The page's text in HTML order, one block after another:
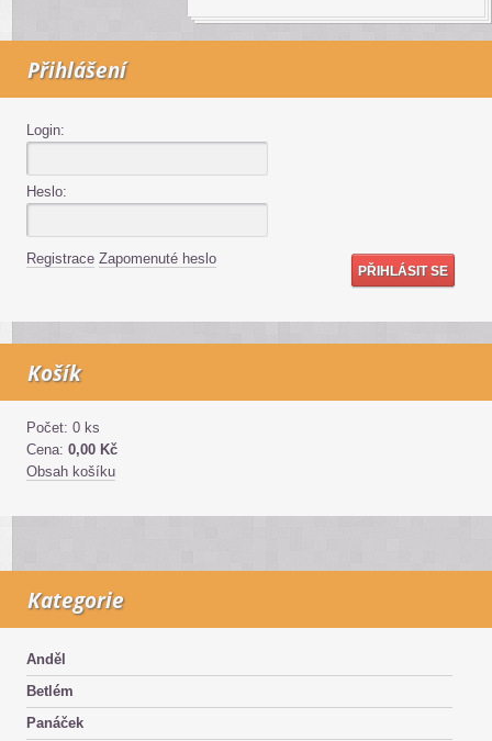
Přihlášení
Login:
Heslo:
Registrace Zapomenuté heslo
Košík
Počet: 0 ks
Cena: 0,00 Kč
Obsah košíku
Kategorie
Anděl
Betlém
Panáček